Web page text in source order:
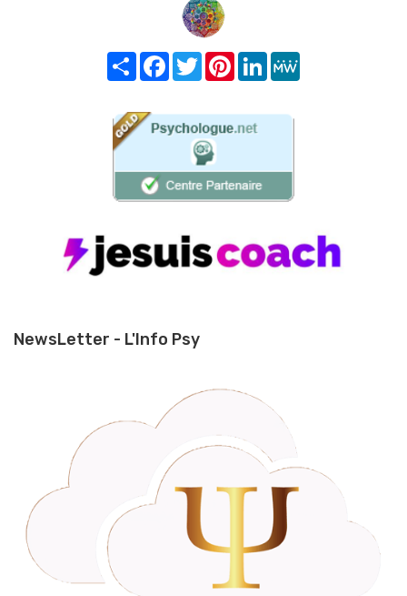
Share FacebookTwitterPinterest
LinkedIn
NewsLetter - L'Info Psy